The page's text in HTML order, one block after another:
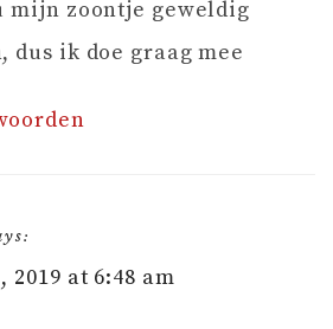
mijn zoontje geweldig
dus ik doe graag mee
2019 at 6:48 am